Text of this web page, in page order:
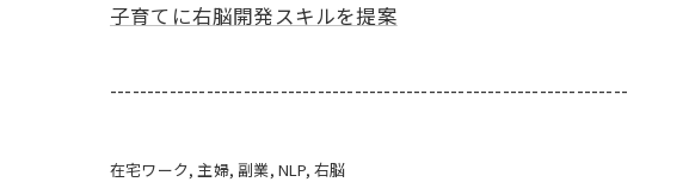
子育てに右脳開発スキルを提案
----------------------------------------------------------------------
在宅ワーク 主婦 副業 NLP 右脳